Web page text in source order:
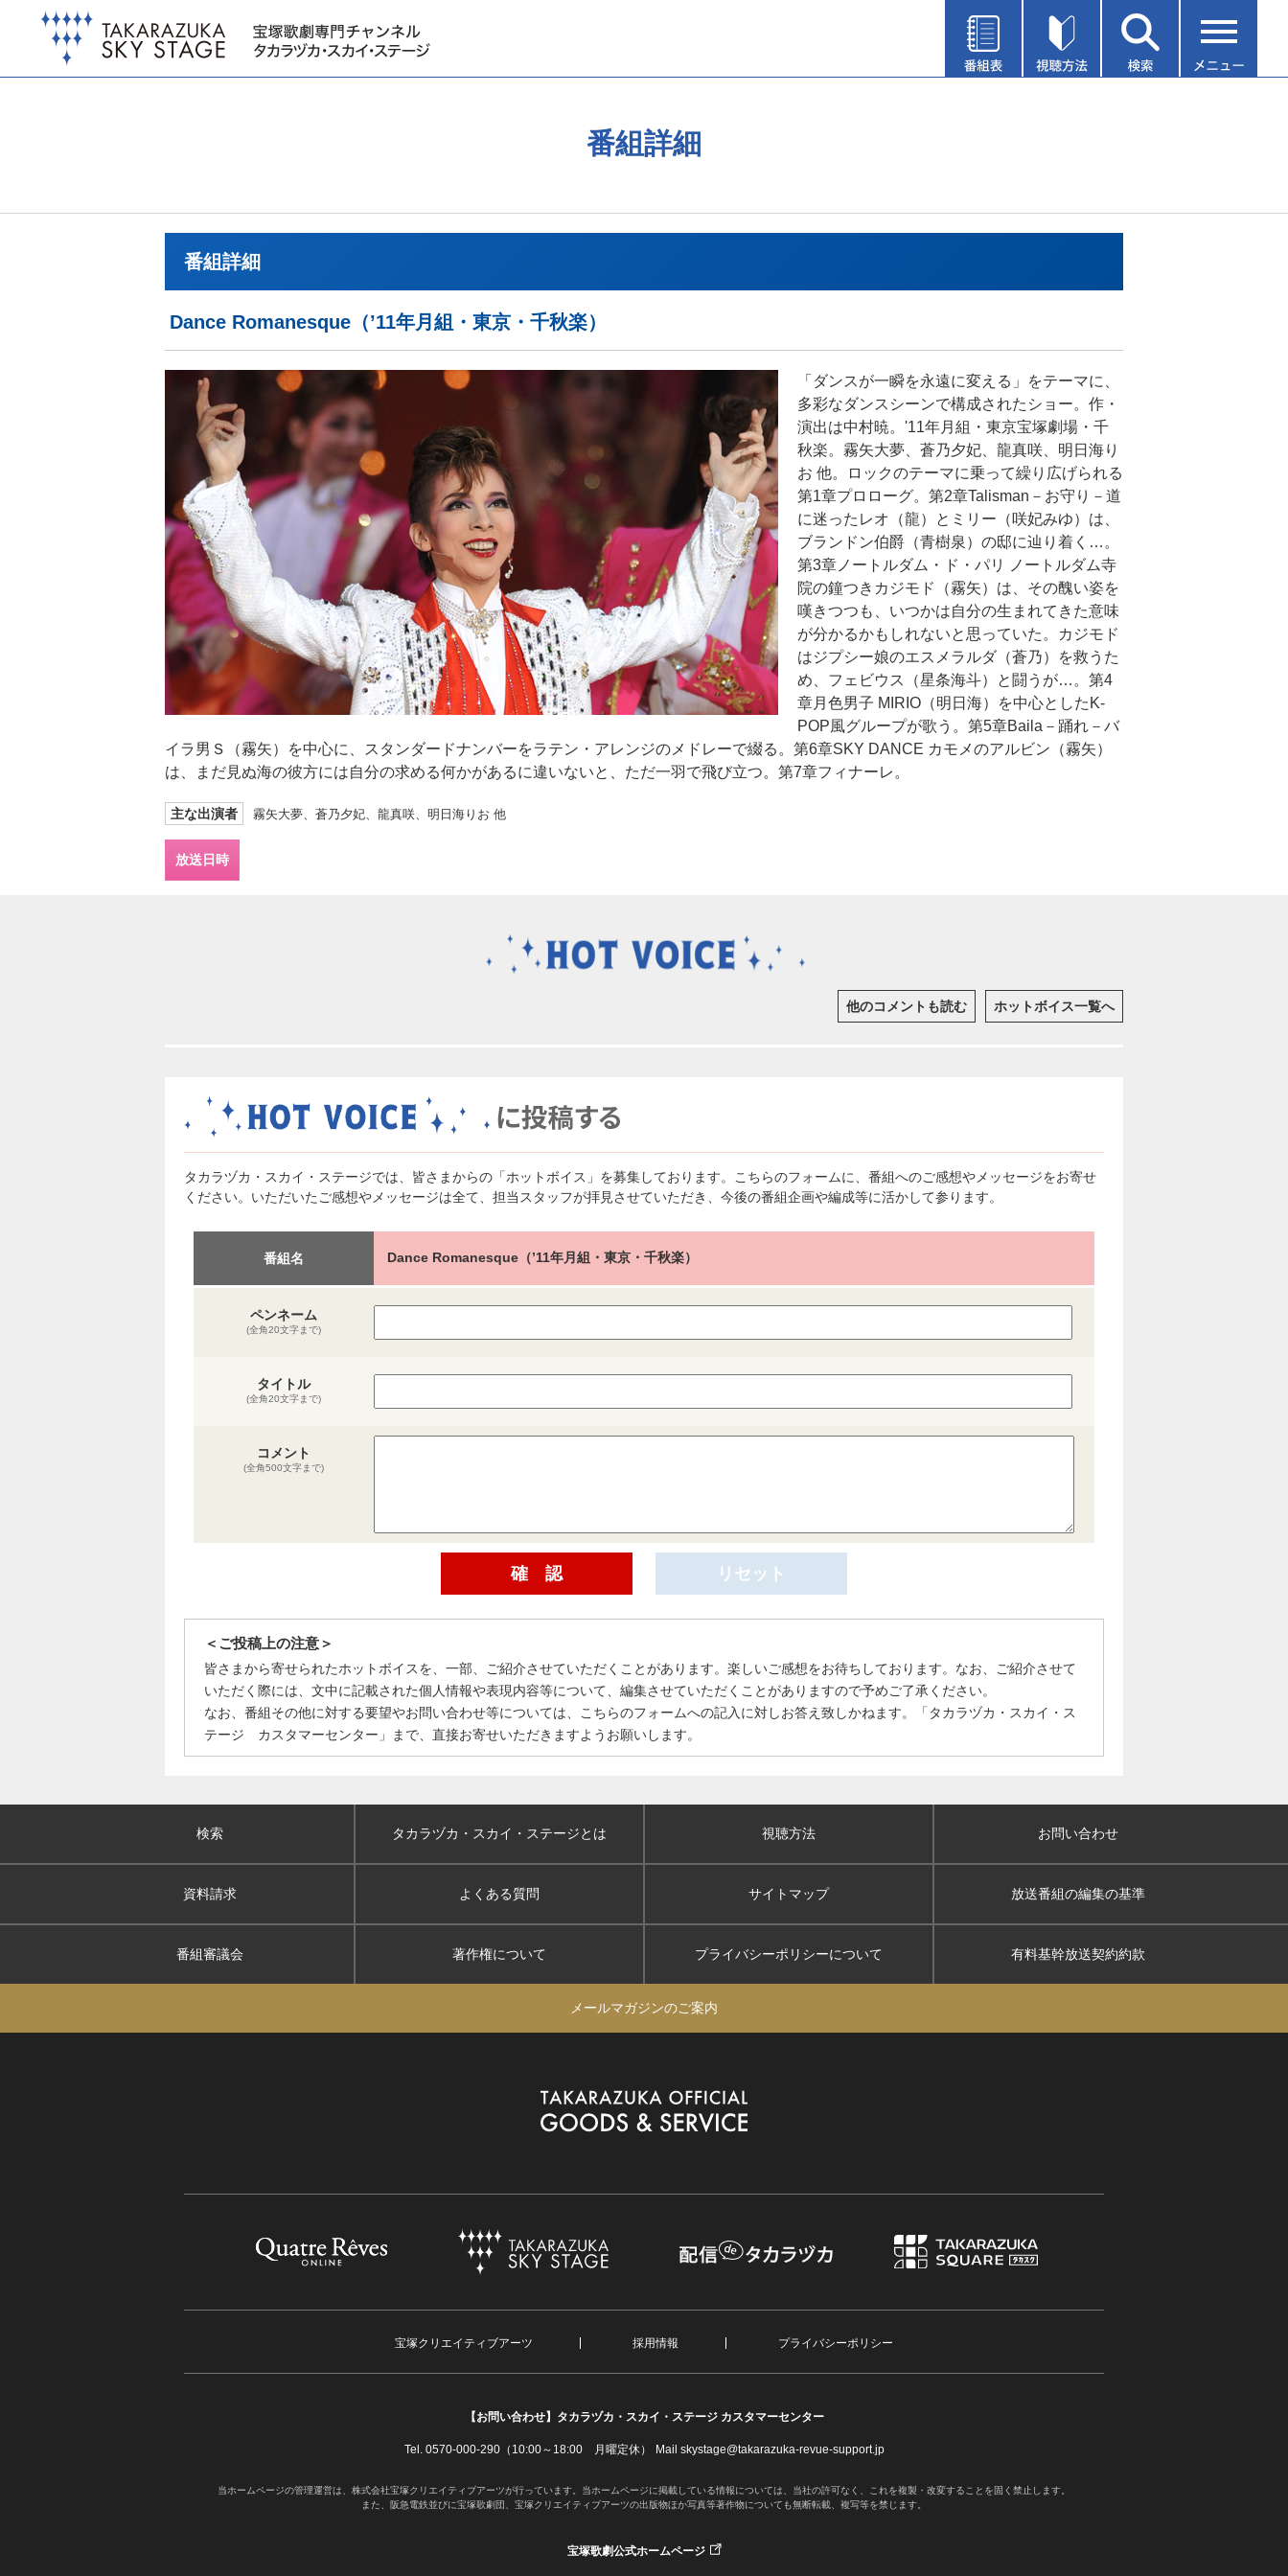
番組詳細
番組詳細
Dance Romanesque（’11年月組・東京・千秋楽）
「ダンスが一瞬を永遠に変える」をテーマに、
多彩なダンスシーンで構成されたショー。作・
演出は中村暁。'11年月組・東京宝塚劇場・千
秋楽。霧矢大夢、蒼乃夕妃、龍真咲、明日海り
お 他。ロックのテーマに乗って繰り広げられる
第1章プロローグ。第2章Talisman－お守り－道
に迷ったレオ（龍）とミリー（咲妃みゆ）は、
ブランドン伯爵（青樹泉）の邸に辿り着く…。
第3章ノートルダム・ド・パリ ノートルダム寺
院の鐘つきカジモド（霧矢）は、その醜い姿を
嘆きつつも、いつかは自分の生まれてきた意味
が分かるかもしれないと思っていた。カジモド
はジプシー娘のエスメラルダ（蒼乃）を救うた
め、フェビウス（星条海斗）と闘うが…。第4
章月色男子 MIRIO（明日海）を中心としたK-
POP風グループが歌う。第5章Baila－踊れ－バ
イラ男Ｓ（霧矢）を中心に、スタンダードナンバーをラテン・アレンジのメドレーで綴る。第6章SKY DANCE カモメのアルビン（霧矢）
は、まだ見ぬ海の彼方には自分の求める何かがあるに違いないと、ただ一羽で飛び立つ。第7章フィナーレ。
主な出演者 霧矢大夢、蒼乃夕妃、龍真咲、明日海りお 他
放送日時
他のコメントも読む ホットボイス一覧へ
タカラヅカ・スカイ・ステージでは、皆さまからの「ホットボイス」を募集しております。こちらのフォームに、番組へのご感想やメッセージをお寄せ
ください。いただいたご感想やメッセージは全て、担当スタッフが拝見させていただき、今後の番組企画や編成等に活かして参ります。
番組名 Dance Romanesque（’11年月組・東京・千秋楽）
ペンネーム
(全角20文字まで)
タイトル
(全角20文字まで)
コメント
(全角500文字まで)
＜ご投稿上の注意＞
皆さまから寄せられたホットボイスを、一部、ご紹介させていただくことがあります。楽しいご感想をお待ちしております。なお、ご紹介させて
いただく際には、文中に記載された個人情報や表現内容等について、編集させていただくことがありますので予めご了承ください。
なお、番組その他に対する要望やお問い合わせ等については、こちらのフォームへの記入に対しお答え致しかねます。「タカラヅカ・スカイ・ス
テージ カスタマーセンター」まで、直接お寄せいただきますようお願いします。
検索 タカラヅカ・スカイ ・ステージとは 視聴方法 お問い合わせ
資料請求 よくある質問 サイトマップ 放送番組の編集の基準
番組審議会 著作権について プライバシーポリシーについて 有料基幹放送契約約款
メールマガジンのご案内
宝塚クリエイティブアーツ 採用情報 プライバシーポリシー
【お問い合わせ】 タカラヅカ・スカイ・ステージ カスタマーセンター
Tel. 0570-000-290（10:00～18:00 月曜定休） Mail skystage@takarazuka-revue-support.jp
当ホームページの管理運営は、株式会社宝塚クリエイティブアーツが行っています。当ホームページに掲載している情報については、当社の許可なく、これを複製・改変することを固く禁止します。
また、阪急電鉄並びに宝塚歌劇団、宝塚クリエイティブアーツの出版物ほか写真等著作物についても無断転載、複写等を禁じます。
宝塚歌劇公式ホームページ